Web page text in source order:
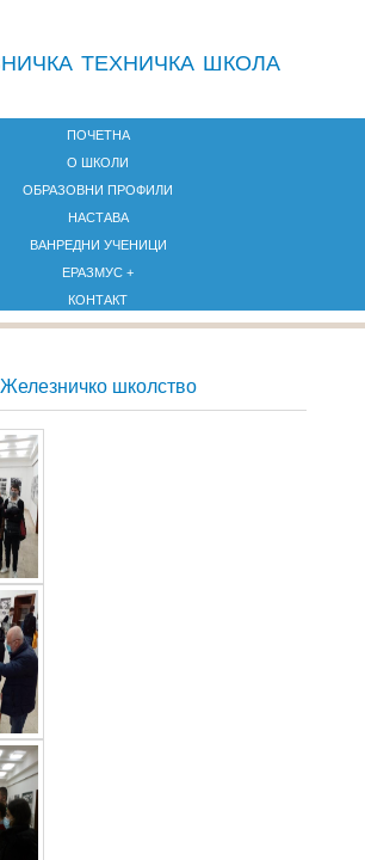
техничка школа
ПОЧЕТНА
О ШКОЛИ
ОБРАЗОВНИ ПРОФИЛИ
НАСТАВА
ВАНРЕДНИ УЧЕНИЦИ
ЕРАЗМУС +
КОНТАКТ
Железничко школство